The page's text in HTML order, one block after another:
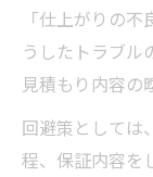
「仕上がりの
うしたトラブル
見積もり内容の
回避策としては
程、保証内容を